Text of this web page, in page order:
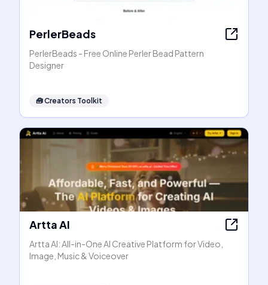
PerlerBeads
PerlerBeads - Free Online Perler Bead Pattern
Designer
🧰Creators Toolkit
Artta AI
Artta AI: All-in-One AI Creative Platform for Video,
Image, Music & Voiceover